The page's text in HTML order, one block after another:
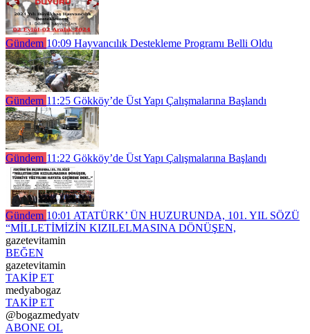
Gündem 10:09 Hayvancılık Destekleme Programı Belli Oldu
Gündem 11:25 Gökköy’de Üst Yapı Çalışmalarına Başlandı
Gündem 11:22 Gökköy’de Üst Yapı Çalışmalarına Başlandı
Gündem 10:01 ATATÜRK’ ÜN HUZURUNDA, 101. YIL SÖZÜ
“MİLLETİMİZİN KIZILELMASINA DÖNÜŞEN,
gazetevitamin
BEĞEN
gazetevitamin
TAKİP ET
medyabogaz
TAKİP ET
@bogazmedyatv
ABONE OL